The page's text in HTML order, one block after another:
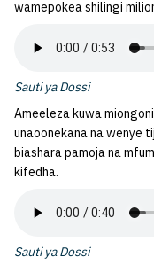
wamepokea shilingi
Sauti ya Dossi
Ameeleza kuwa
unaoonekana na wenye
biashara pamoja na
kifedha.
Sauti ya Dossi